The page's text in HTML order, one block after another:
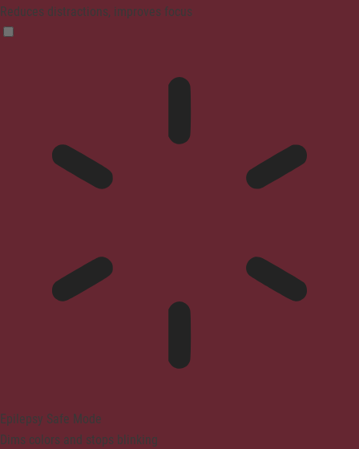
Reduces distractions, improves focus
Epilepsy Safe Mode
Dims colors and stops blinking